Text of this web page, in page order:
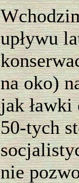
upływu
na oko)
jak
50-tych
nie